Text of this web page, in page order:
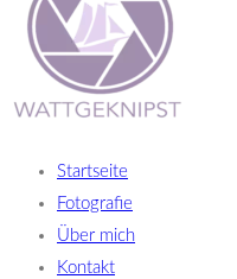
Startseite
Fotografie
Über mich
Kontakt